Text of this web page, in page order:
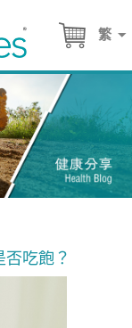
繁
吃飽？